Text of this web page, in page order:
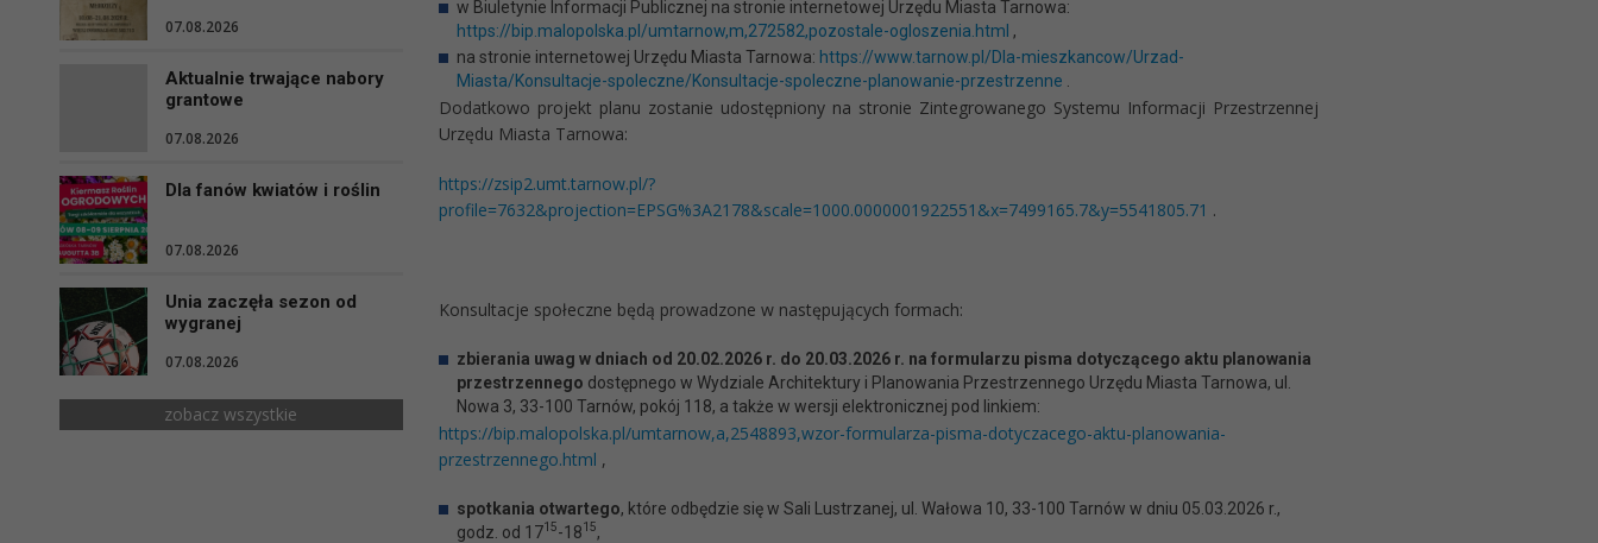
07.08.2026
Aktualnie trwające nabory
grantowe
07.08.2026
Dla fanów kwiatów i roślin
07.08.2026
Unia zaczęła sezon od
wygranej
07.08.2026
zobacz wszystkie
w Biuletynie Informacji Publicznej na stronie internetowej Urzędu Miasta Tarnowa:
https://bip.malopolska.pl/umtarnow,m,272582,pozostale-ogloszenia.html ,
na stronie internetowej Urzędu Miasta Tarnowa: https://www.tarnow.pl/Dla-mieszkancow/Urzad-
Miasta/Konsultacje-spoleczne/Konsultacje-spoleczne-planowanie-przestrzenne
Dodatkowo projekt planu zostanie udostępniony na stronie Zintegrowanego Systemu Informacji Przestrzennej
Urzędu Miasta Tarnowa:
https://zsip2.umt.tarnow.pl/?
profile=7632&projection=EPSG%3A2178&scale=1000.0000001922551&x=7499165.7&y=5541805.71 .
Konsultacje społeczne będą prowadzone w następujących formach:
zbierania uwag w dniach od 20.02.2026 r. do 20.03.2026 r. na formularzu pisma dotyczącego aktu planowania
przestrzennego dostępnego w Wydziale Architektury i Planowania Przestrzennego Urzędu Miasta Tarnowa, ul.
Nowa 3, 33-100 Tarnów, pokój 118, a także w wersji elektronicznej pod linkiem:
https://bip.malopolska.pl/umtarnow,a,2548893,wzor-formularza-pisma-dotyczacego-aktu-planowania-
przestrzennego.html ,
spotkania otwartego, które odbędzie się w Sali Lustrzanej, ul. Wałowa 10, 33-100 Tarnów w dniu 05.03.2026 r.,
godz. od 1715-1815,